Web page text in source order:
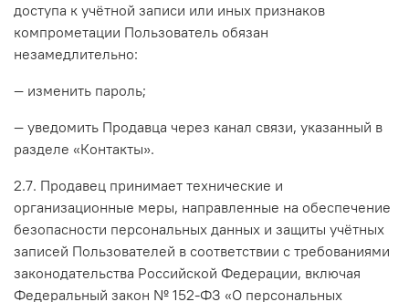
доступа к учётной записи или иных признаков
компрометации Пользователь обязан
незамедлительно:
— изменить пароль;
— уведомить Продавца через канал связи, указанный в
разделе «Контакты».
2.7. Продавец принимает технические и
организационные меры, направленные на обеспечение
безопасности персональных данных и защиты учётных
записей Пользователей в соответствии с требованиями
законодательства Российской Федерации, включая
Федеральный закон № 152-ФЗ «О персональных